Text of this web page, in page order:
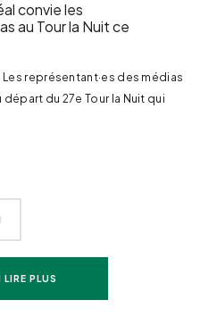
convie les
au Tour la Nuit ce
représentant·es des médias
du 27e Tour la Nuit qui
LIRE PLUS